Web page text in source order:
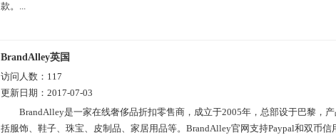
款。...
BrandAlley英国
访问人数： 117
更新日期： 2017-07-03
BrandAlley是一家在线奢侈品折扣零售商，成立于2005年，总部设于巴黎，
括服饰、鞋子、珠宝、皮制品、家居用品等。BrandAlley官网支持Paypal和双币信